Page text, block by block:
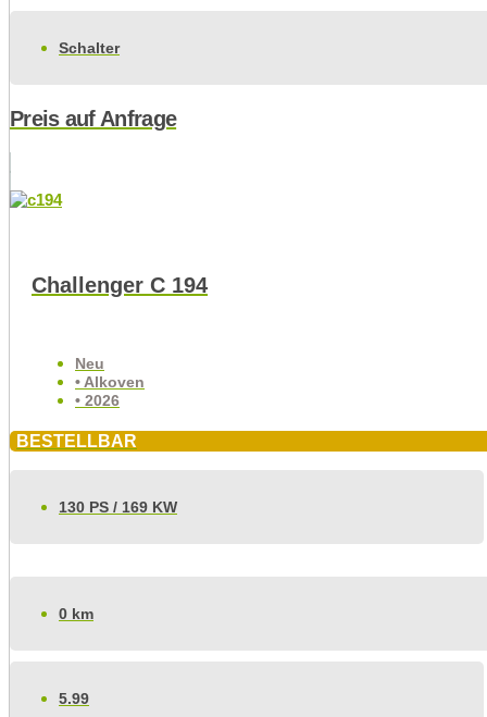
Schalter
Preis auf Anfrage
Challenger C 194
Neu
• Alkoven
• 2026
BESTELLBAR
130 PS / 169 KW
0 km
5.99